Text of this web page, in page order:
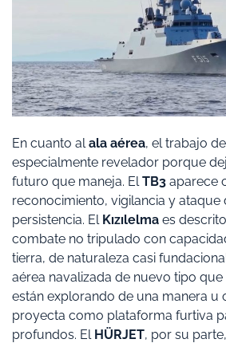
En cuanto alala aérea, el trabajo
especialmente revelador porque
futuro que maneja. ElTB3 aparece
reconocimiento, vigilancia y ataque
persistencia. El Kızılelma es
combate no tripulado con
tierra, de naturaleza casi
aérea navalizada de nuevo tipo
están explorando de una manera u
proyecta como plataforma furtiva
profundos. El HÜRJET, por su